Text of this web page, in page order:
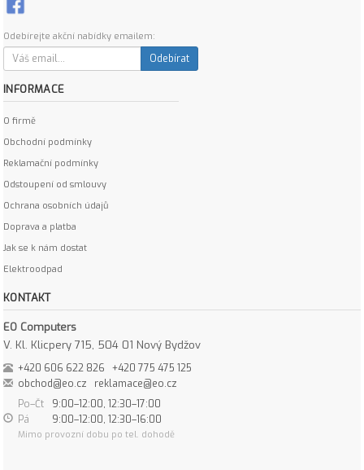
Odebírejte akční nabídky emailem:
Odebírat
INFORMACE
O firmě
Obchodní podmínky
Reklamační podmínky
Odstoupení od smlouvy
Ochrana osobních údajů
Doprava a platba
Jak se k nám dostat
Elektroodpad
KONTAKT
EO Computers
V. Kl. Klicpery 715, 504 01 Nový Bydžov
+420 606 622 826
+420 775 475 125
obchod@eo.cz
reklamace@eo.cz
Po–Čt
9:00–12:00, 12:30–17:00
Pá
9:00–12:00, 12:30–16:00
Mimo provozní dobu po tel. dohodě